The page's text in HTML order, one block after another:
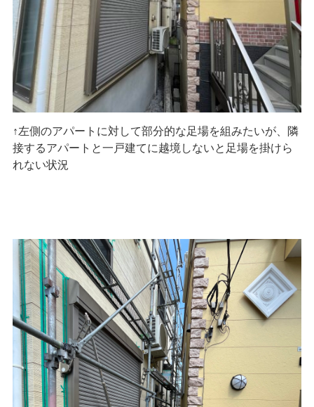
↑左側のアパートに対して部分的な足場を組みたいが、隣
接するアパートと一戸建てに越境しないと足場を掛けら
れない状況